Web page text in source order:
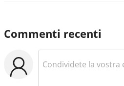
Commenti recenti